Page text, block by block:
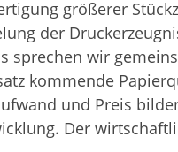
größerer
der
sprechen wir
kommende
und Preis
Der